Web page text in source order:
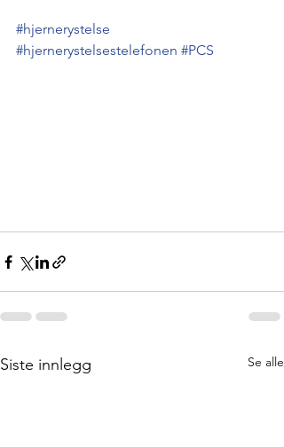
#hjernerystelse
#hjernerystelsestelefonen #PCS
Siste innlegg Se alle